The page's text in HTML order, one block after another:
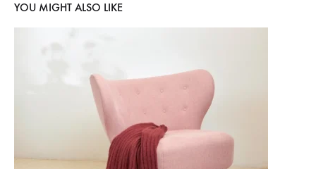
YOU MIGHT ALSO LIKE